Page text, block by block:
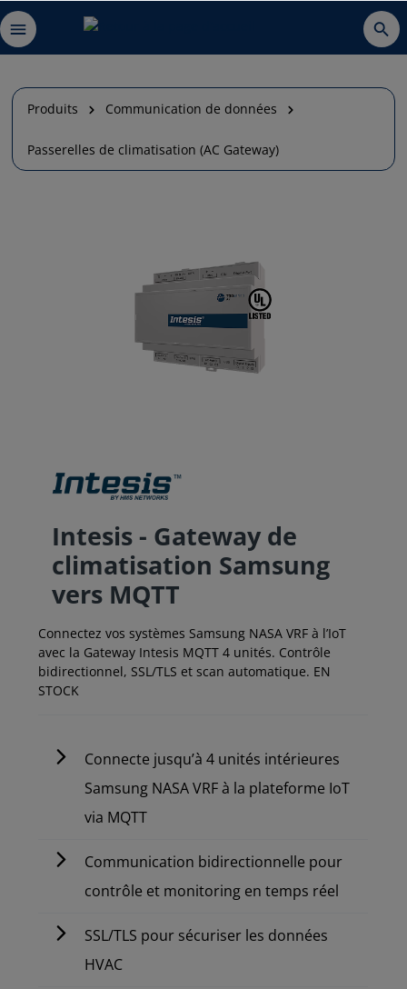
Produits Communication de données
Passerelles de climatisation (AC Gateway)
Intesis - Gateway de
climatisation Samsung
vers MQTT
Connectez vos systèmes Samsung NASA VRF à l’IoT
avec la Gateway Intesis MQTT 4 unités. Contrôle
bidirectionnel, SSL/TLS et scan automatique. EN
STOCK
Connecte jusqu’à 4 unités intérieures
Samsung NASA VRF à la plateforme IoT
via MQTT
Communication bidirectionnelle pour
contrôle et monitoring en temps réel
SSL/TLS pour sécuriser les données
HVAC